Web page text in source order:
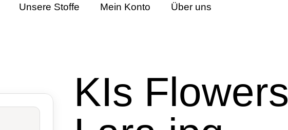
Unsere Stoffe Mein Konto Über uns
KIs Flowers